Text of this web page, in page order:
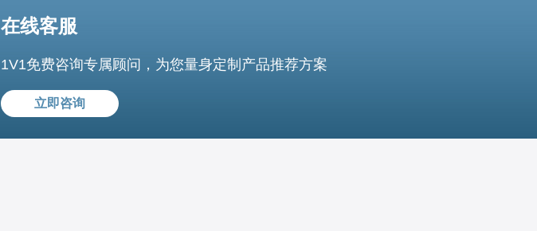
在线客服
1V1免费咨询专属顾问，为您量身定制产品推荐方案
立即咨询